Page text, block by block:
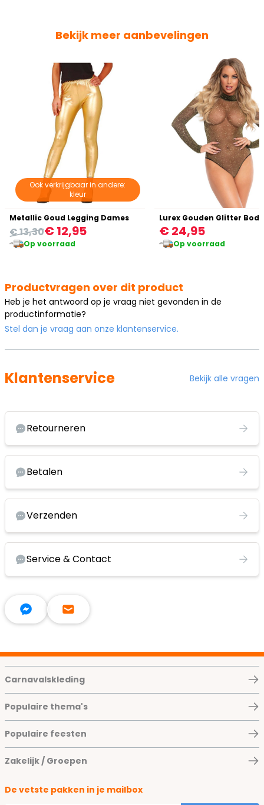
Bekijk meer aanbevelingen
Ook verkrijgbaar in andere:
kleur
Metallic Goud Legging Dames
€ 12,95
€ 13,30
Op voorraad
Lurex Gouden Glitter
€ 24,95
Op voorraad
Productvragen over dit product
Heb je het antwoord op je vraag niet gevonden in de
productinformatie?
Stel dan je vraag aan onze klantenservice.
Klantenservice Bekijk alle vragen
Retourneren
Betalen
Verzenden
Service & Contact
Carnavalskleding
Populaire thema's
Populaire feesten
Zakelijk / Groepen
De vetste pakken in je mailbox